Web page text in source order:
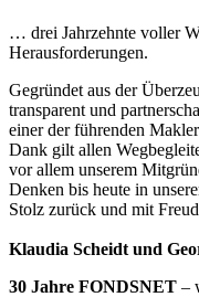
… drei Jahrzehnte voller
Herausforderungen.
Gegründet aus der
transparent und
einer der führenden
Dank gilt allen
vor allem unserem
Denken bis heute in
Stolz zurück und mit
Klaudia Scheidt und
30 Jahre FONDSNET –